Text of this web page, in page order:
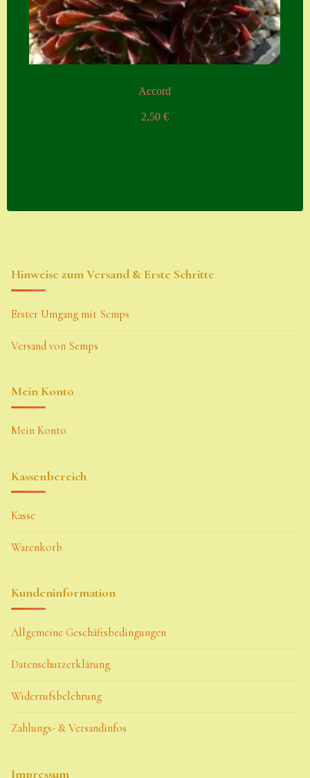
Accord
2,50 €
Hinweise zum Versand & Erste Schritte
Erster Umgang mit Semps
Versand von Semps
Mein Konto
Mein Konto
Kassenbereich
Kasse
Warenkorb
Kundeninformation
Allgemeine Geschäftsbedingungen
Datenschutzerklärung
Widerrufsbelehrung
Zahlungs- & Versandinfos
Impressum